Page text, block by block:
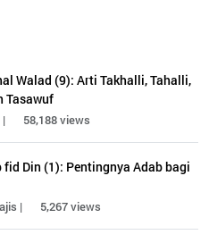
Walad (9): Arti Takhalli, Tahalli,
Tasawuf
| 58,188 views
Din (1): Pentingnya Adab bagi
| 5,267 views